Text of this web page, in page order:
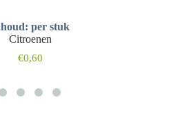
Citroenen
€0,60
per stuk